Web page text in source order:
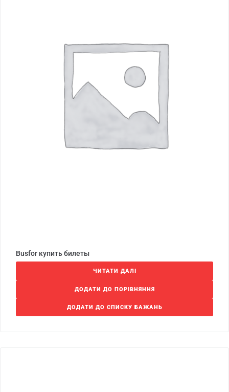
Busfor купить билеты
ЧИТАТИ ДАЛІ
ДОДАТИ ДО ПОРІВНЯННЯ
ДОДАТИ ДО СПИСКУ БАЖАНЬ